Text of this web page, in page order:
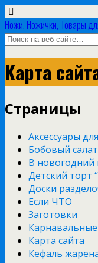
Ножи, Ножички, Товары
Карта
Страницы
Аксессуары
Бобовый
В новогодний
Детский торт
Доски
Если ЧТО
Заготовки
Карта сайта
Кефаль